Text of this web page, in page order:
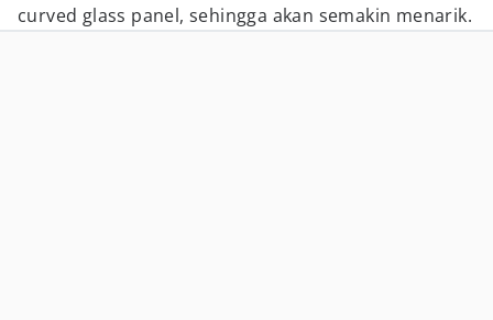
curved glass panel, sehingga akan semakin menarik.